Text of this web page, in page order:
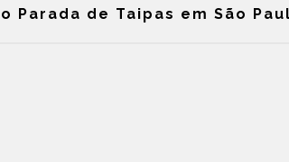
Parada de Taipas em São